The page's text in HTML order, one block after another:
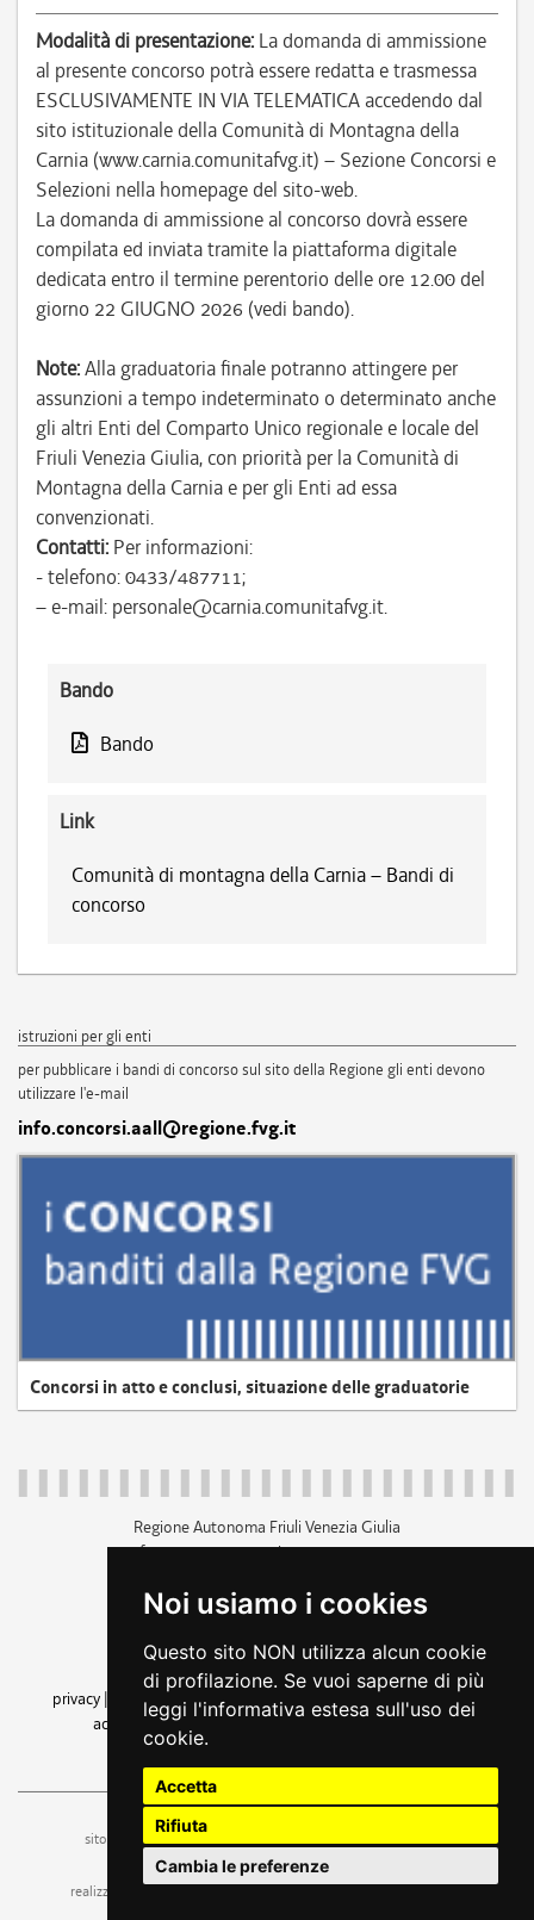
Noi usiamo i cookies
Questo sito NON utilizza alcun cookie
di profilazione. Se vuoi saperne di più
leggi l'informativa estesa sull'uso dei
cookie.
Accetta
Rifiuta
Cambia le preferenze
Modalità di presentazione: La domanda di ammissione
al presente concorso potrà essere redatta e trasmessa
ESCLUSIVAMENTE IN VIA TELEMATICA accedendo dal
sito istituzionale della Comunità di Montagna della
Carnia (www.carnia.comunitafvg.it) – Sezione Concorsi e
Selezioni nella homepage del sito-web.
La domanda di ammissione al concorso dovrà essere
compilata ed inviata tramite la piattaforma digitale
dedicata entro il termine perentorio delle ore 12.00 del
giorno 22 GIUGNO 2026 (vedi bando).
Note:Alla graduatoria finale potranno attingere per
assunzioni a tempo indeterminato o determinato anche
gli altri Enti del Comparto Unico regionale e locale del
Friuli Venezia Giulia, con priorità per la Comunità di
Montagna della Carnia e per gli Enti ad essa
convenzionati.
Contatti: Per informazioni:
- telefono: 0433/487711;
– e-mail: personale@carnia.comunitafvg.it.
Bando
Bando
Link
Comunità di montagna della Carnia – Bandi di
concorso
istruzioni per gli enti
per pubblicare i bandi di concorso sul sito della Regione gli enti devono
utilizzare l'e-mail
info.concorsi.aall@regione.fvg.it
Concorsi in atto e conclusi, situazione delle graduatorie
Regione Autonoma Friuli Venezia Giulia
c.f. 80014930327; p.iva 00526040324
+39 040 3771111
amministrazione trasparente
privacy
cookie |note legali accessibilità
dichiarazione di
accessibilità| feedback
cambio preferenze cookie
sito a cura dell'ufficio stampa e comunicazione
realizzazione